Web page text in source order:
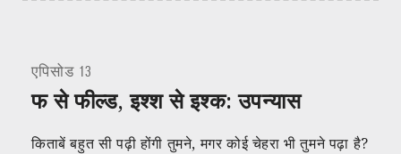
एपिसोड 13
फ से फील्ड, इश्श से इश्क: उपन्यास
किताबें बहुत सी पढ़ी होंगी तुमने, मगर कोई चेहरा भी तुमने पढ़ा है?